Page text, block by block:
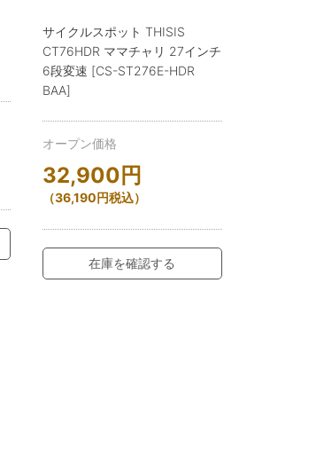
サイクルスポット THISIS
CT76HDR ママチャリ 27インチ
6段変速 [CS-ST276E-HDR
BAA]
オープン価格
32,900 円
（36,190円税込）
在庫を確認する